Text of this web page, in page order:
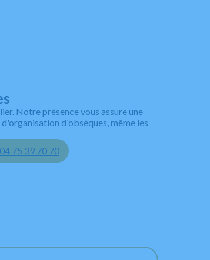
Notre présence vous assure une
d'obsèques, même les
75 39 70 70